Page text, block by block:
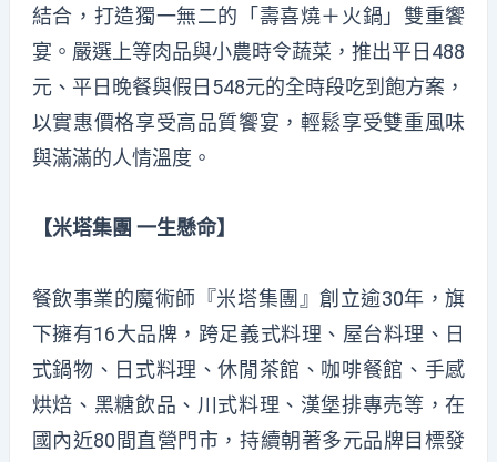
結合，打造獨一無二的「壽喜燒＋火鍋」雙重饗
宴。 嚴選上等肉品與小農時令蔬菜，推出平日488
元、平日晚餐與假日548元的全時段吃到飽方案，
以實惠價格享受高品質饗宴，輕鬆享受雙重風味
與滿滿的人情溫度。
【米塔集團 一生懸命】
餐飲事業的魔術師『米塔集團』創立逾30年，旗
下擁有16大品牌，跨足義式料理、屋台料理、日
式鍋物、日式料理、休閒茶館、咖啡餐館、手感
烘焙、黑糖飲品、川式料理、漢堡排專売等，在
國內近80 間直營門市，持續朝著多元品牌目標發